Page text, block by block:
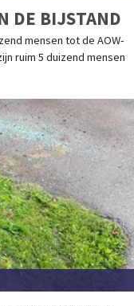
DE BIJSTAND
mensen tot de AOW-
ruim 5 duizend mensen